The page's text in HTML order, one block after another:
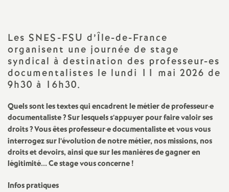
t
i
o
n
a
l
Les SNES-FSU d’Île-de-France
organisent une journée de stage
syndical à destination des professeur-es
documentalistes le lundi 11 mai 2026 de
9h30 à 16h30.
Quels sont les textes qui encadrent le métier de professeur·e
documentaliste? Sur lesquels s’appuyer pour faire valoir ses
droits? Vous êtes professeur·e documentaliste et vous vous
interrogez sur l’évolution de notre métier, nos missions, nos
droits et devoirs, ainsi que sur les manières de gagner en
légitimité... Ce stage vous concerne!
Infos pratiques